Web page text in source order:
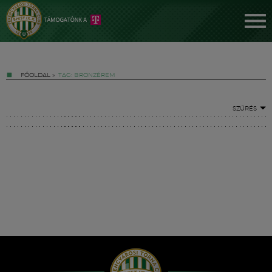
FŐOLDAL » TAG: BRONZÉREM
SZŰRÉS
Hírek